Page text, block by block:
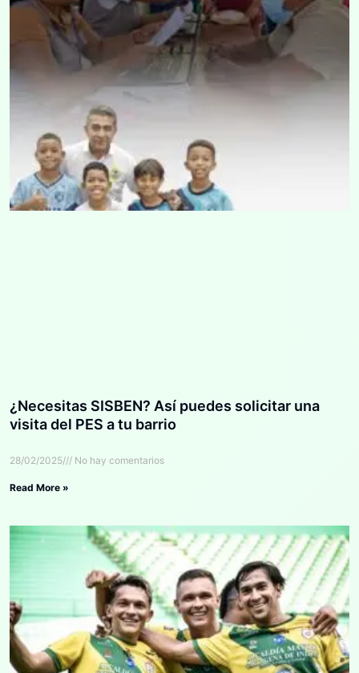
¿Necesitas SISBEN? Así puedes solicitar una
visita del PES a tu barrio
28/02/2025 No hay comentarios
Read More »